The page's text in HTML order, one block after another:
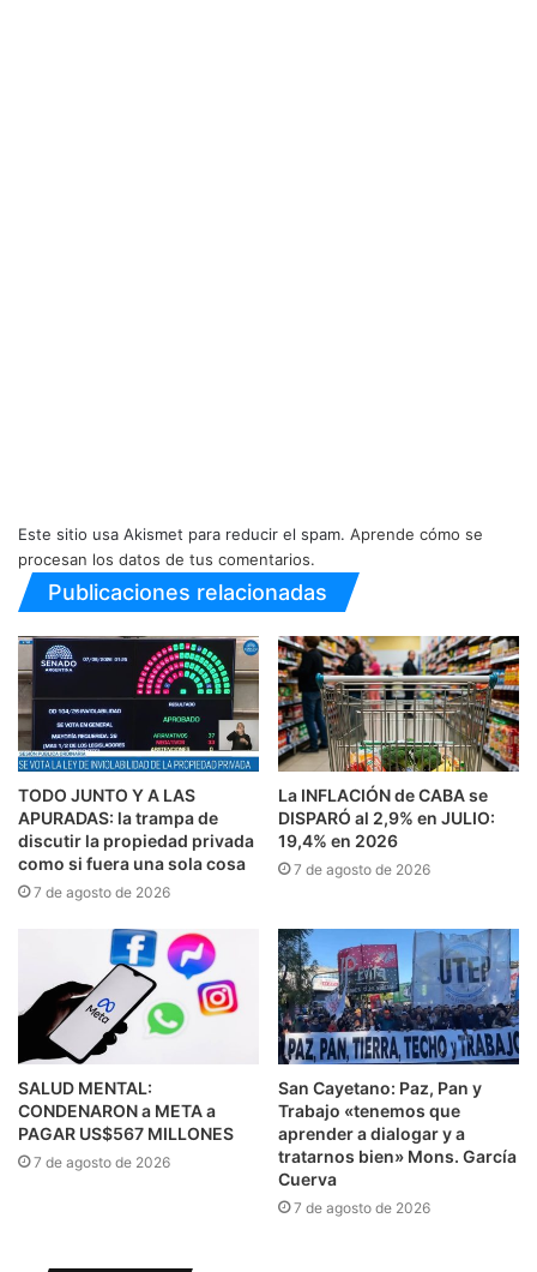
Este sitio usa Akismet para reducir el spam. Aprende cómo se
procesan los datos de tus comentarios.
Publicaciones relacionadas
TODO JUNTO Y A LAS
APURADAS: la trampa de
discutir la propiedad privada
como si fuera una sola cosa
7 de agosto de 2026
La INFLACIÓN de CABA se
DISPARÓ al 2,9% en JULIO:
19,4% en 2026
7 de agosto de 2026
SALUD MENTAL:
CONDENARON a META a
PAGAR US$567 MILLONES
7 de agosto de 2026
San Cayetano: Paz, Pan y
Trabajo «tenemos que
aprender a dialogar y a
tratarnos bien» Mons. García
Cuerva
7 de agosto de 2026